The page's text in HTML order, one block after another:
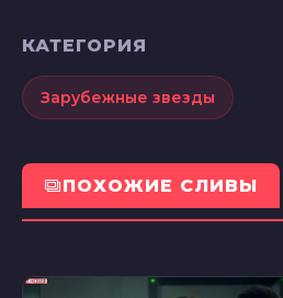
КАТЕГОРИЯ
Зарубежные звезды
ПОХОЖИЕ СЛИВЫ